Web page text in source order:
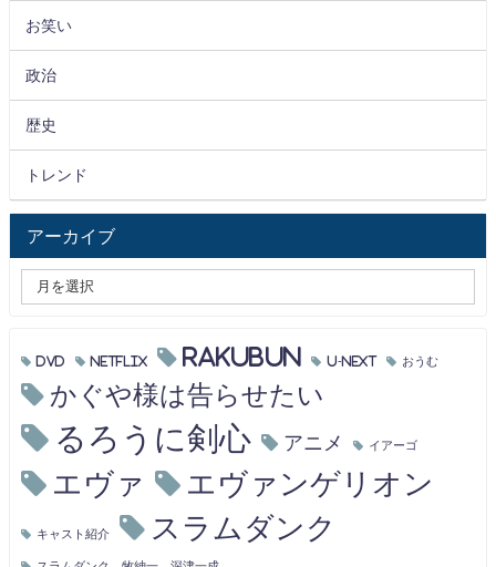
お笑い
政治
歴史
トレンド
アーカイブ
DVD Netflix RAKUBUN U-NEXT おうむ
かぐや様は告らせたい
るろうに剣心 アニメ イアーゴ
エヴァ エヴァンゲリオン
キャスト紹介 スラムダンク